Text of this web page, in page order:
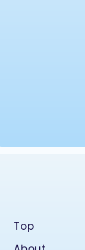
Top